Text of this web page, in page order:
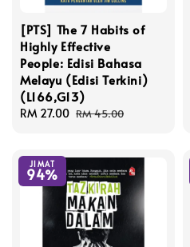
[PTS] The 7 Habits of
Highly Effective
People: Edisi Bahasa
Melayu (Edisi Terkini)
(L166,G13)
Sale
RM 27.00 Regular
RM 45.00
JIMAT
94%